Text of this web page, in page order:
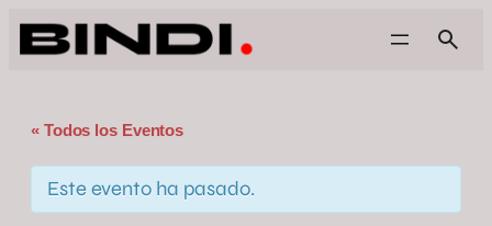
« Todos los Eventos
Este evento ha pasado.